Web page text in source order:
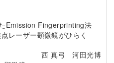
Fingerprinting法
ーザー顕微鏡がひらく
西 真弓 河田光博